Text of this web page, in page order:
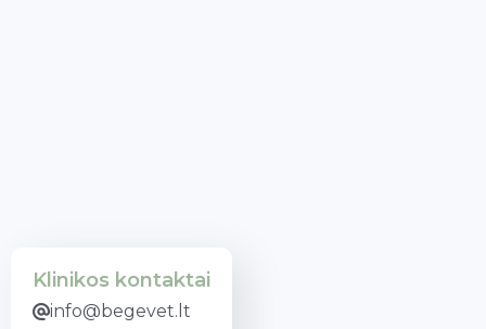
Klinikos kontaktai
info@begevet.lt